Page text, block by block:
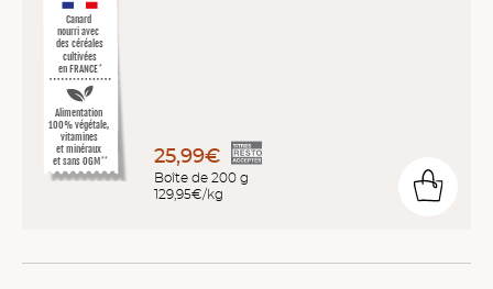
Canard
nourri avec
des céréales
cultivées
en FRANCE*
Alimentation
100% végétale,
vitamines
et minéraux
et sans OGM ** 25,99€
Boîte de 200 g
129,95€/kg